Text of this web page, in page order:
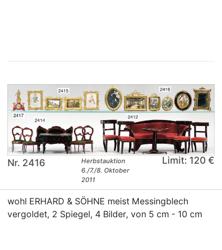
Nr. 2416
Herbstauktion
6./7./8. Oktober
2011
Limit: 120 €
wohl ERHARD & SÖHNE meist Messingblech
vergoldet, 2 Spiegel, 4 Bilder, von 5 cm - 10 cm